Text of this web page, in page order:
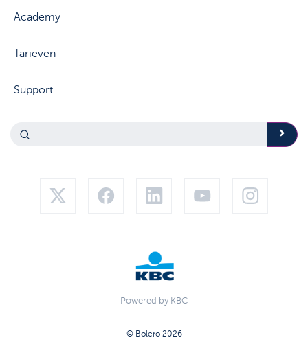
Academy
Tarieven
Support
Powered by KBC
© Bolero 2026